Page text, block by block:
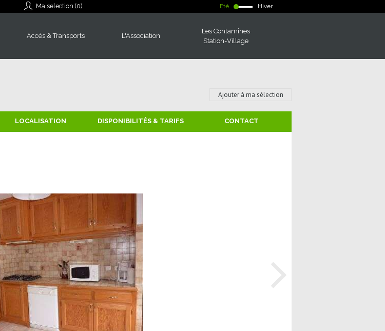
Ma selection (0) Été Hiver
Accès & Transports L'Association
Les Contamines
Station-Village
Ajouter à ma sélection
LOCALISATION DISPONIBILITÉS & TARIFS CONTACT